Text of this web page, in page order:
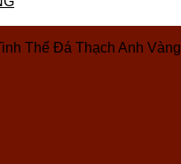
Thể Đá Thạch Anh